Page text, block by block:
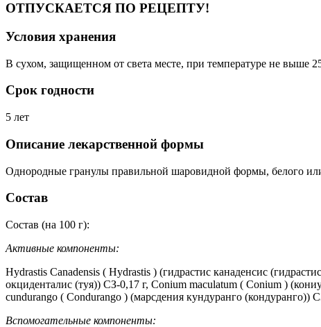
ОТПУСКАЕТСЯ ПО РЕЦЕПТУ!
Условия хранения
В сухом, защищенном от света месте, при температуре не выше
Срок годности
5 лет
Описание лекарственной формы
Однородные гранулы правильной шаровидной формы, белого
Состав
Состав (на 100 г):
Активные компоненты:
Hydrastis Canadensis ( Hydrastis ) (гидрастис канаденсис
окциденталис (туя)) СЗ-0,17 г, Conium maculatum ( Conium )
cundurango ( Condurango ) (марсдения кундуранго (кондуранго))
Вспомогательные компоненты: